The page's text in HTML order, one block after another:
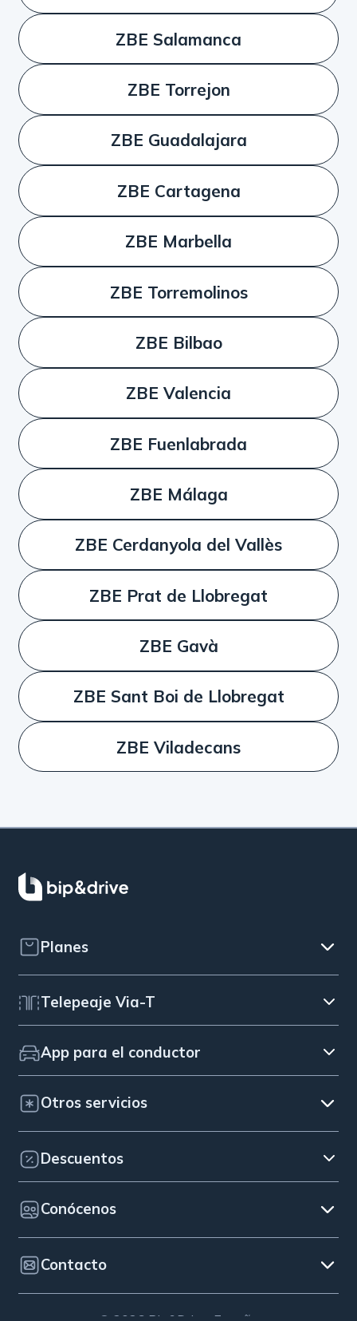
ZBE Salamanca
ZBE Torrejon
ZBE Guadalajara
ZBE Cartagena
ZBE Marbella
ZBE Torremolinos
ZBE Bilbao
ZBE Valencia
ZBE Fuenlabrada
ZBE Málaga
ZBE Cerdanyola del Vallès
ZBE Prat de Llobregat
ZBE Gavà
ZBE Sant Boi de Llobregat
ZBE Viladecans
Planes
Telepeaje Via-T
App para el conductor
Otros servicios
Descuentos
Conócenos
Contacto